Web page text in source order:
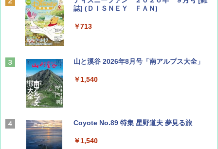
誌] (ＤＩＳＮＥＹ ＦＡＮ)
￥713
山と溪谷 2026年8月号「南アルプス大全」
￥1,540
Coyote No.89 特集 星野道夫 夢見る旅
￥1,540